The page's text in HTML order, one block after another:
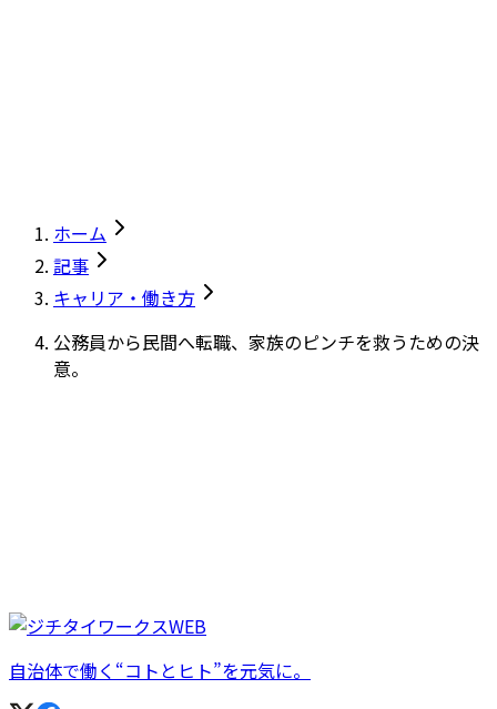
ホーム
記事
キャリア・働き方
公務員から民間へ転職、家族のピンチを救うための決
意。
自治体で働く“コトとヒト”を元気に。